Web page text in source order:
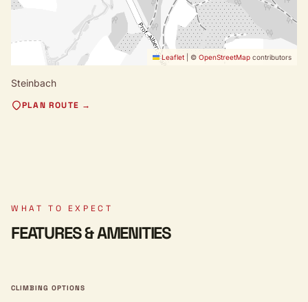
Leaflet © OpenStreetMap contributors
Steinbach
PLAN ROUTE →
WHAT TO EXPECT
FEATURES & AMENITIES
CLIMBING OPTIONS